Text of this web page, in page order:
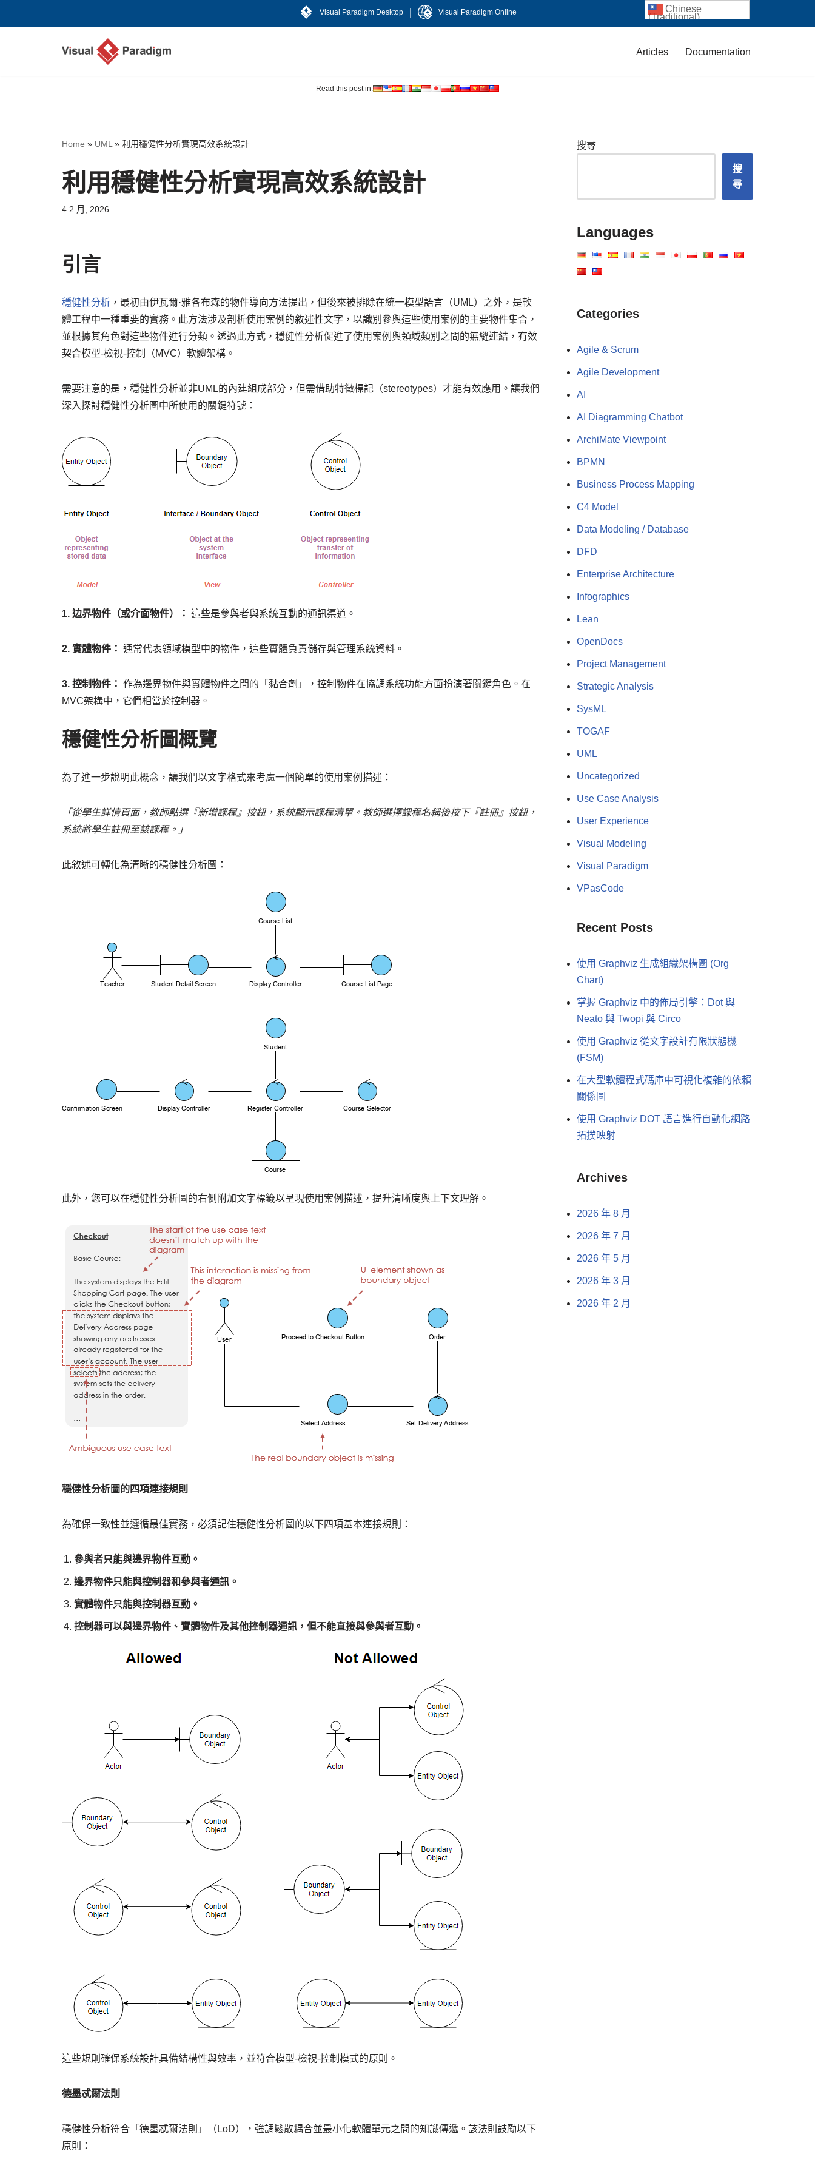
Visual Paradigm Desktop Visual Paradigm Online
Articles Documentation
Read this post in:
Home » UML » 利用穩健性分析實現高效系統設計
利用穩健性分析實現高效系統設計
4 2 月, 2026
引言
穩健性分析 ，最初由伊瓦爾·雅各布森的物件導向方法提出，但後來被排除在統一模型語言（UML）之外，是軟
體工程中一種重要的實務。此方法涉及剖析使用案例的敘述性文字，以識別參與這些使用案例的主要物件集合，
並根據其角色對這些物件進行分類。透過此方式，穩健性分析促進了使用案例與領域類別之間的無縫連結，有效
契合模型-檢視-控制（MVC）軟體架構。
需要注意的是，穩健性分析並非UML的內建組成部分，但需借助特徵標記（stereotypes）才能有效應用。讓我們
深入探討穩健性分析圖中所使用的關鍵符號：
1. 边界物件（或介面物件）： 這些是參與者與系統互動的通訊渠道。
2. 實體物件： 通常代表領域模型中的物件，這些實體負責儲存與管理系統資料。
3. 控制物件： 作為邊界物件與實體物件之間的「黏合劑」，控制物件在協調系統功能方面扮演著關鍵角色。在
MVC架構中，它們相當於控制器。
穩健性分析圖概覽
為了進一步說明此概念，讓我們以文字格式來考慮一個簡單的使用案例描述：
「從學生詳情頁面，教師點選『新增課程』按鈕，系統顯示課程清單。教師選擇課程名稱後按下『註冊』按鈕，
系統將學生註冊至該課程。」
此敘述可轉化為清晰的穩健性分析圖：
此外，您可以在穩健性分析圖的右側附加文字標籤以呈現使用案例描述，提升清晰度與上下文理解。
穩健性分析圖的四項連接規則
為確保一致性並遵循最佳實務，必須記住穩健性分析圖的以下四項基本連接規則：
參與者只能與邊界物件互動。
邊界物件只能與控制器和參與者通訊。
實體物件只能與控制器互動。
控制器可以與邊界物件、實體物件及其他控制器通訊，但不能直接與參與者互動。
這些規則確保系統設計具備結構性與效率，並符合模型-檢視-控制模式的原則。
德墨忒爾法則
穩健性分析符合「德墨忒爾法則」（LoD），強調鬆散耦合並最小化軟體單元之間的知識傳遞。該法則鼓勵以下
原則：
搜尋
搜
尋
Languages
Categories
Agile & Scrum
Agile Development
AI
AI Diagramming Chatbot
ArchiMate Viewpoint
BPMN
Business Process Mapping
C4 Model
Data Modeling / Database
DFD
Enterprise Architecture
Infographics
Lean
OpenDocs
Project Management
Strategic Analysis
SysML
TOGAF
UML
Uncategorized
Use Case Analysis
User Experience
Visual Modeling
Visual Paradigm
VPasCode
Recent Posts
使用 Graphviz 生成組織架構圖 (Org
Chart)
掌握 Graphviz 中的佈局引擎：Dot 與
Neato 與 Twopi 與 Circo
使用 Graphviz 從文字設計有限狀態機
(FSM)
在大型軟體程式碼庫中可視化複雜的依賴
關係圖
使用 Graphviz DOT 語言進行自動化網路
拓撲映射
Archives
2026 年 8 月
2026 年 7 月
2026 年 5 月
2026 年 3 月
2026 年 2 月
Chinese
(Traditional)